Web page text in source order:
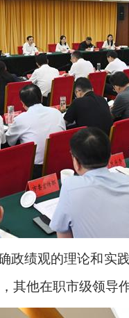
政绩观的理论和实
他在职市级领导